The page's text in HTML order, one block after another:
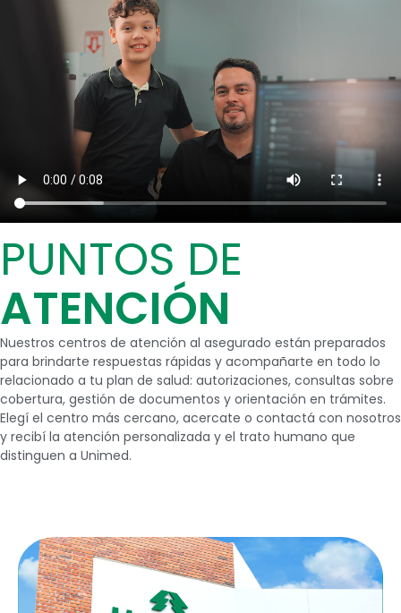
PUNTOS DE
ATENCIÓN
Nuestros centros de atención al asegurado están preparados
para brindarte respuestas rápidas y acompañarte en todo lo
relacionado a tu plan de salud: autorizaciones, consultas sobre
cobertura, gestión de documentos y orientación en trámites.
Elegí el centro más cercano, acercate o contactá con nosotros
y recibí la atención personalizada y el trato humano que
distinguen a Unimed.